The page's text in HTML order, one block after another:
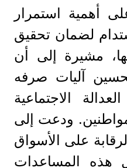
أهمية استمرار
لضمان تحقيق
مشيرة إلى أن
آليات صرفه
الاجتماعية
ودعت إلى
على الأسواق
هذه المساعدات